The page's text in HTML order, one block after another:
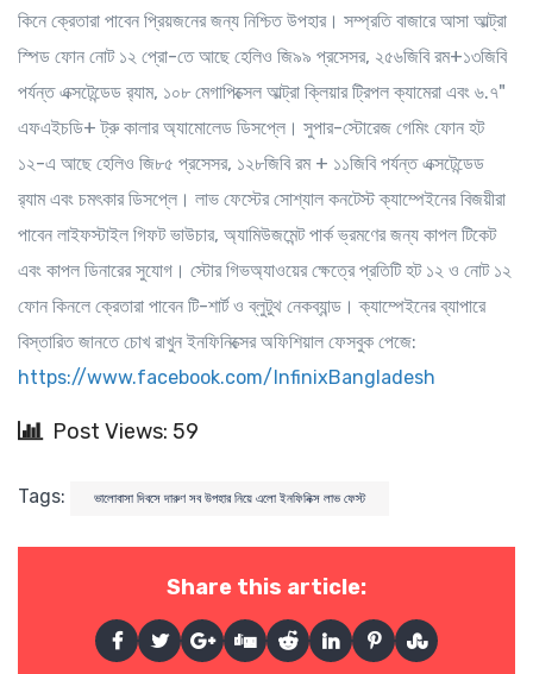
কিনে ক্রেতারা পাবেন প্রিয়জনের জন্য নিশ্চিত উপহার। সম্প্রতি বাজারে আসা আল্ট্রা
স্পিড ফোন নোট ১২ প্রো-তে আছে হেলিও জি৯৯ প্রসেসর, ২৫৬জিবি রম+১৩জিবি
পর্যন্ত এক্সটেন্ডেড র‍্যাম, ১০৮ মেগাপিক্সেল আল্ট্রা ক্লিয়ার ট্রিপল ক্যামেরা এবং ৬.৭"
এফএইচডি+ ট্রু কালার অ্যামোলেড ডিসপ্লে। সুপার-স্টোরেজ গেমিং ফোন হট
১২-এ আছে হেলিও জি৮৫ প্রসেসর, ১২৮জিবি রম + ১১জিবি পর্যন্ত এক্সটেন্ডেড
র‍্যাম এবং চমৎকার ডিসপ্লে। লাভ ফেস্টের সোশ্যাল কনটেস্ট ক্যাম্পেইনের বিজয়ীরা
পাবেন লাইফস্টাইল গিফট ভাউচার, অ্যামিউজমেন্ট পার্ক ভ্রমণের জন্য কাপল টিকেট
এবং কাপল ডিনারের সুযোগ। স্টোর গিভঅ্যাওয়ের ক্ষেত্রে প্রতিটি হট ১২ ও নোট ১২
ফোন কিনলে ক্রেতারা পাবেন টি-শার্ট ও ব্লুটুথ নেকব্যান্ড। ক্যাম্পেইনের ব্যাপারে
বিস্তারিত জানতে চোখ রাখুন ইনফিনিক্সের অফিশিয়াল ফেসবুক পেজে:
https://www.facebook.com/InfinixBangladesh
Post Views: 59
Tags: ভালোবাসা দিবসে দারুণ সব উপহার নিয়ে এলো ইনফিনিক্স লাভ ফেস্ট
Share this article: